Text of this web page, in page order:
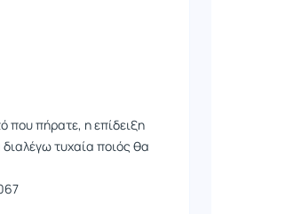
που πήρατε, η επίδειξη
τυχαία ποιός θα